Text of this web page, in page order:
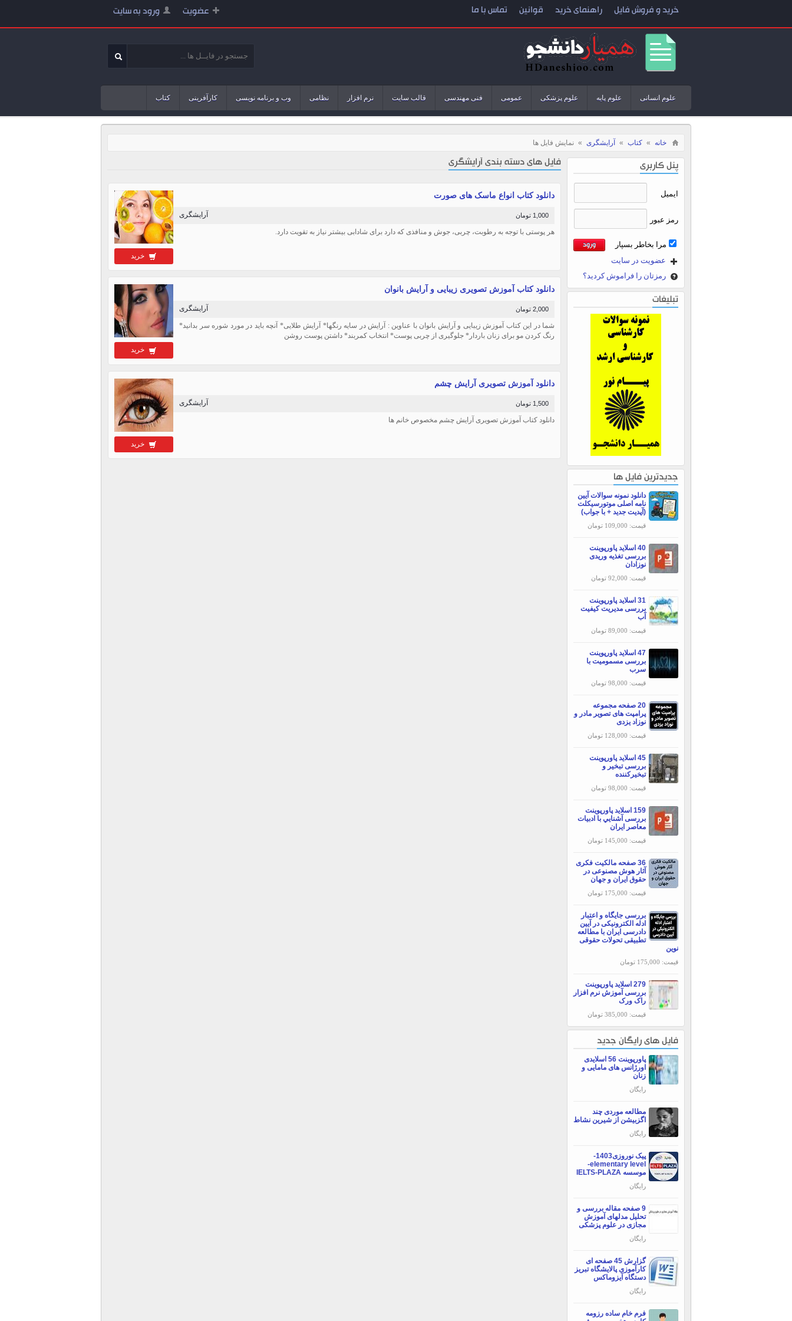
عضویت ورود به سایت خرید و فروش فایل راهنمای خرید قوانین تماس با ما
علوم انسانی علوم پایه علوم پزشکی عمومی فنی مهندسی قالب سایت نرم افزار نظامی وب و برنامه نویسی کارآفرینی کتاب
خانه » کتاب » آرایشگری » نمایش فایل ها
پنل کاربری
ایمیل
رمز عبور
مرا بخاطر بسپار
عضویت در سایت
رمزتان را فراموش کردید؟
تبلیغات
جدیدترین فایل ها
دانلود نمونه سوالات آیین
نامه اصلی موتورسیکلت
(آپدیت جدید + با جواب)
قیمت: 109,000 تومان
40 اسلاید پاورپوینت
بررسی تغذیه وریدی
نوزادان
قیمت: 92,000 تومان
31 اسلاید پاورپوینت
بررسی مديريت كيفيت
آب
قیمت: 89,000 تومان
47 اسلاید پاورپوینت
بررسی مسمومیت با
سرب
قیمت: 98,000 تومان
20 صفحه مجموعه
پرامپت های تصویر مادر و
نوزاد یزدی
قیمت: 128,000 تومان
45 اسلاید پاورپوینت
بررسی تبخير و
تبخيركننده
قیمت: 98,000 تومان
159 اسلاید پاورپوینت
بررسی آشنايي با ادبيات
معاصر ايران
قیمت: 145,000 تومان
36 صفحه مالکیت فکری
آثار هوش مصنوعی در
حقوق ایران و جهان
قیمت: 175,000 تومان
بررسی جایگاه و اعتبار
ادله الکترونیکی در آیین
دادرسی ایران با مطالعه
تطبیقی تحولات حقوقی
نوین
قیمت: 175,000 تومان
279 اسلاید پاورپوینت
بررسی آموزش نرم افزار
راک ورک
قیمت: 385,000 تومان
فایل های رایگان جدید
پاورپوینت 56 اسلایدی
اورژانس های مامایی و
زنان
رایگان
مطالعه موردی چند
اگزبیشن از شیرین نشاط
رایگان
پیک نوروزی1403-
elementary level-
موسسه IELTS-PLAZA
رایگان
9 صفحه مقاله بررسی و
تحلیل مدلهای آموزش
مجازی در علوم پزشکی
رایگان
گزارش 45 صفحه ای
کارآموزی پالایشگاه تبریز
دستگاه آیزوماکس
رایگان
فرم خام ساده رزومه
فایل های دسته بندی آرایشگری
خرید
دانلود کتاب انواع ماسک های صورت
آرایشگری 1,000 تومان
هر پوستى با توجه به رطوبت، چربى، جوش و منافذى که دارد براى شادابى بیشتر نیاز به تقویت دارد.
خرید
دانلود کتاب آموزش تصویری زیبایی و آرایش بانوان
آرایشگری 2,000 تومان
شما در این کتاب آموزش زیبایی و آرایش بانوان با عناوین : آرایش در سایه رنگها* آرایش طلایی* آنچه باید در مورد شوره سر بدانید*
رنگ کردن مو برای زنان باردار* جلوگیری از چربی پوست* انتخاب کمربند* داشتن پوست روشن
خرید
دانلود آموزش تصویری آرایش چشم
آرایشگری 1,500 تومان
دانلود کتاب آموزش تصویری آرایش چشم مخصوص خانم ها